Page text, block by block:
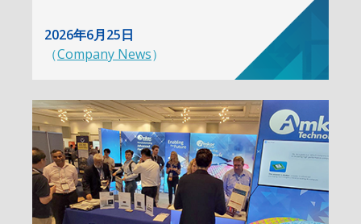
2026年6月25日
（Company News）